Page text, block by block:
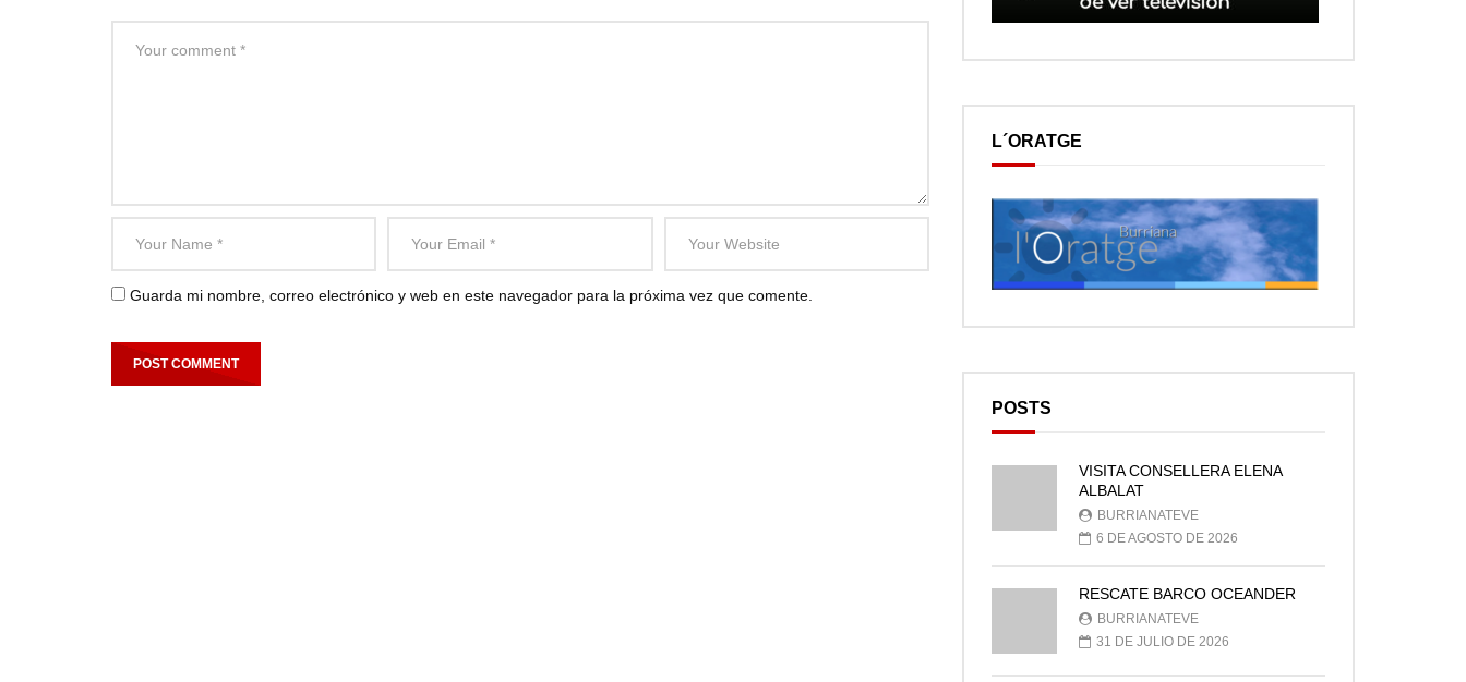
Guarda mi nombre, correo electrónico y web en este navegador para la próxima vez que comente.
L´ORATGE
POSTS
VISITA CONSELLERA ELENA
ALBALAT
BURRIANATEVE
6 DE AGOSTO DE 2026
RESCATE BARCO OCEANDER
BURRIANATEVE
31 DE JULIO DE 2026